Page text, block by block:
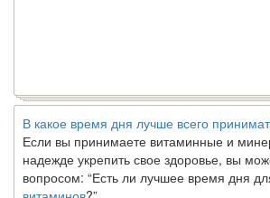
В какое время дня лучше всего
Если вы принимаете витаминные и
надежде укрепить свое здоровье, вы
вопросом: “Есть ли лучшее время дня
витаминов ?”